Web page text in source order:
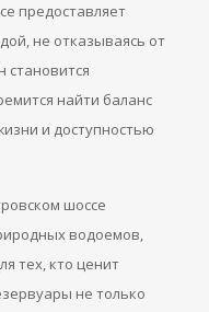
предоставляет
не отказываясь от
становится
найти баланс
и доступностью
шоссе
водоемов,
тех, кто ценит
не только